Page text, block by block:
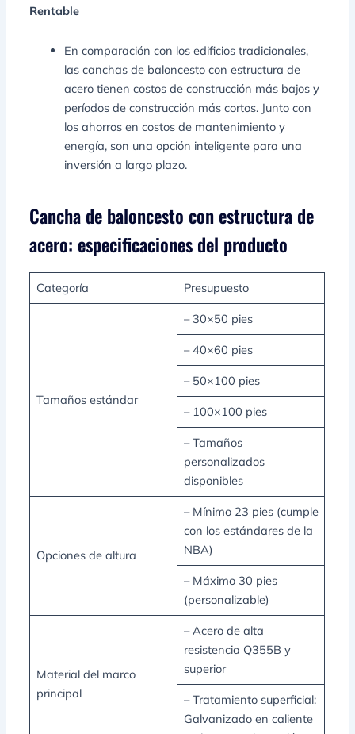
Rentable
En comparación con los edificios tradicionales,
las canchas de baloncesto con estructura de
acero tienen costos de construcción más bajos y
períodos de construcción más cortos. Junto con
los ahorros en costos de mantenimiento y
energía, son una opción inteligente para una
inversión a largo plazo.
Cancha de baloncesto con estructura de
acero: especificaciones del producto
Categoría Presupuesto
Tamaños estándar
– 30×50 pies
– 40×60 pies
– 50×100 pies
– 100×100 pies
– Tamaños
personalizados
disponibles
Opciones de altura
– Mínimo 23 pies (cumple
con los estándares de la
NBA)
– Máximo 30 pies
(personalizable)
Material del marco
principal
– Acero de alta
resistencia Q355B y
superior
– Tratamiento superficial:
Galvanizado en caliente